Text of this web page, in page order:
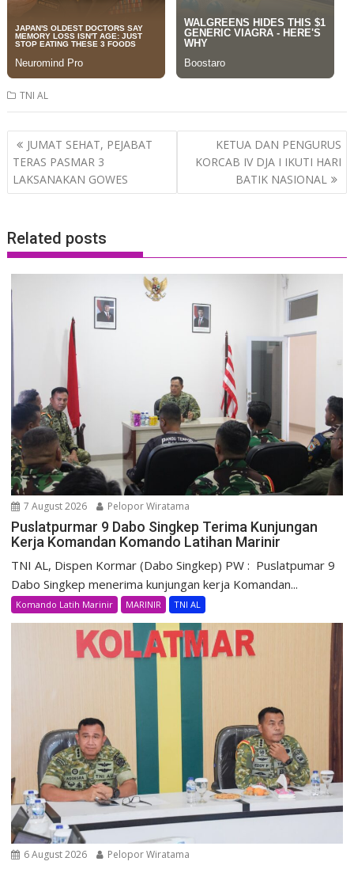
TNI AL
Post
navigation
JUMAT SEHAT, PEJABAT
TERAS PASMAR 3
LAKSANAKAN GOWES
KETUA DAN PENGURUS
KORCAB IV DJA I IKUTI HARI
BATIK NASIONAL
Related posts
7 August 2026 Pelopor Wiratama
Puslatpurmar 9 Dabo Singkep Terima Kunjungan
Kerja Komandan Komando Latihan Marinir
TNI AL, Dispen Kormar (Dabo Singkep) PW : Puslatpumar 9
Dabo Singkep menerima kunjungan kerja Komandan...
Komando Latih Marinir MARINIR TNI AL
6 August 2026 Pelopor Wiratama